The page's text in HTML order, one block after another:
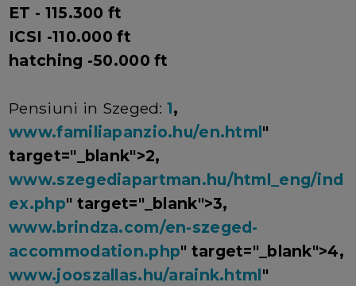
ET - 115.300 ft
ICSI -110.000 ft
hatching -50.000 ft
Pensiuni in Szeged: 1,
www.familiapanzio.hu/en.html"
target="_blank">2,
www.szegediapartman.hu/html_eng/ind
ex.php" target="_blank">3,
www.brindza.com/en-szeged-
accommodation.php" target="_blank">4,
www.jooszallas.hu/araink.html"